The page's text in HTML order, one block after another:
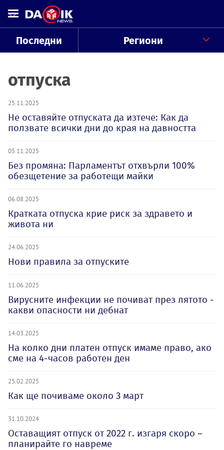
Последни Региони
отпуска
25.11.2025
Не оставяйте отпуската да изтече: Как да
ползвате всички дни до края на давността
05.11.2025
Без промяна: Парламентът отхвърли 100%
обезщетение за работещи майки
06.08.2025
Кратката отпуска крие риск за здравето и
живота ни
24.06.2025
Нови правила за отпуските
11.06.2025
Вирусните инфекции не почиват през лятото -
какви опасности ни дебнат
14.03.2025
На колко дни платен отпуск имаме право, ако
сме на 4-часов работен ден
25.02.2025
Как ще почиваме около 3 март
31.10.2024
Оставащият отпуск от 2022 г. изгаря скоро –
планирайте го навреме